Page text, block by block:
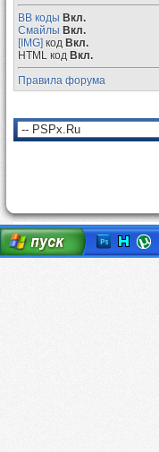
BB коды Вкл.
Смайлы Вкл.
[IMG] код Вкл.
HTML код Вкл.
Правила форума